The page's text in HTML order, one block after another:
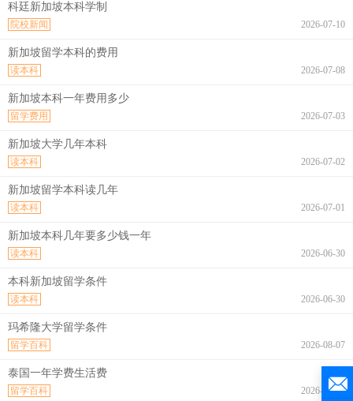
科廷新加坡本科学制
2026-07-10
院校新闻
新加坡留学本科的费用
2026-07-08
读本科
新加坡本科一年费用多少
2026-07-03
留学费用
新加坡大学几年本科
2026-07-02
读本科
新加坡留学本科读几年
2026-07-01
读本科
新加坡本科几年要多少钱一年
2026-06-30
读本科
本科新加坡留学条件
2026-06-30
读本科
玛希隆大学留学条件
2026-08-07
留学百科
泰国一年学费生活费
2026-08-07
留学百科